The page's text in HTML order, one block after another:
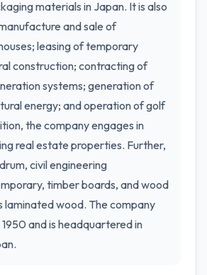
materials in Japan. It is also
and sale of
leasing of temporary
construction; contracting of
systems; generation of
energy; and operation of golf
the company engages in
real estate properties. Further,
civil engineering
timber boards, and wood
laminated wood. The company
and is headquartered in